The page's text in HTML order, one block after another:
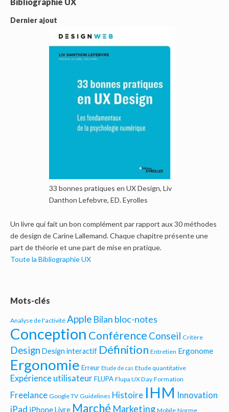
Dernier ajout
33 bonnes pratiques en UX Design, Liv
Danthon Lefebvre, ED. Eyrolles
Un livre qui fait un bon complément par rapport aux 30 méthodes
de design de Carine Lallemand. Chaque chapitre présente une
part de théorie et une part de mise en pratique.
Toute la Bibliographie UX
Mots-clés
Analyse de l'activité Apple Bilan bloc-notes
Conception Conférence Conseil Critère
Design Design interactif Définition Entretien Ergonome
Ergonomie Erreur Etude de cas Etude quantitative
Expérience utilisateur FLUPA Flupa UX Day Formation
Freelance Google TV Guidelines Histoire IHM Innovation
iPad iPhoneLivre Marché Marketing Mobile Norme